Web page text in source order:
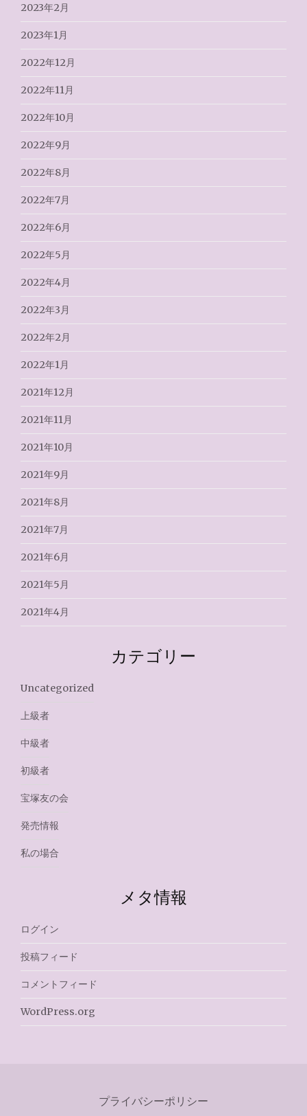
2023年2月
2023年1月
2022年12月
2022年11月
2022年10月
2022年9月
2022年8月
2022年7月
2022年6月
2022年5月
2022年4月
2022年3月
2022年2月
2022年1月
2021年12月
2021年11月
2021年10月
2021年9月
2021年8月
2021年7月
2021年6月
2021年5月
2021年4月
カテゴリー
Uncategorized
上級者
中級者
初級者
宝塚友の会
発売情報
私の場合
メタ情報
ログイン
投稿フィード
コメントフィード
WordPress.org
プライバシーポリシー